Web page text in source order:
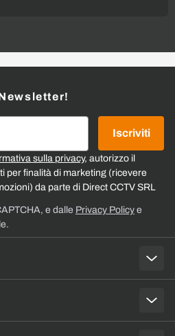
sulla privacy, autorizzo il
per finalità di marketing (ricevere
da parte di Direct CCTV SRL
Iscriviti
e dalle Privacy Policy e